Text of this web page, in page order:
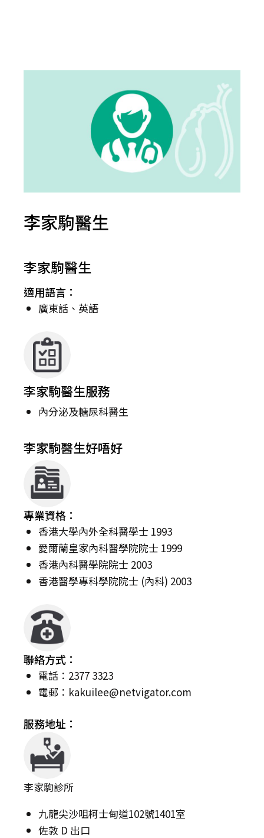
李家駒醫生
李家駒醫生
適用語言：
廣東話、英語
李家駒醫生服務
內分泌及糖尿科醫生
李家駒醫生好唔好
專業資格：
香港大學內外全科醫學士 1993
愛爾蘭皇家內科醫學院院士 1999
香港內科醫學院院士 2003
香港醫學專科學院院士 (內科) 2003
聯絡方式：
電話：2377 3323
電郵： kakuilee@netvigator.com
服務地址：
李家駒診所
九龍尖沙咀柯士甸道102號1401室
佐敦 D 出口